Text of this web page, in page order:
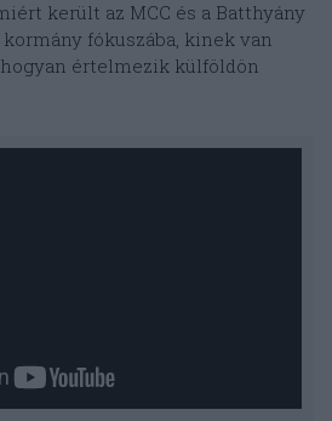
került az MCC és a Batthyány
fókuszába, kinek van
értelmezik külföldön